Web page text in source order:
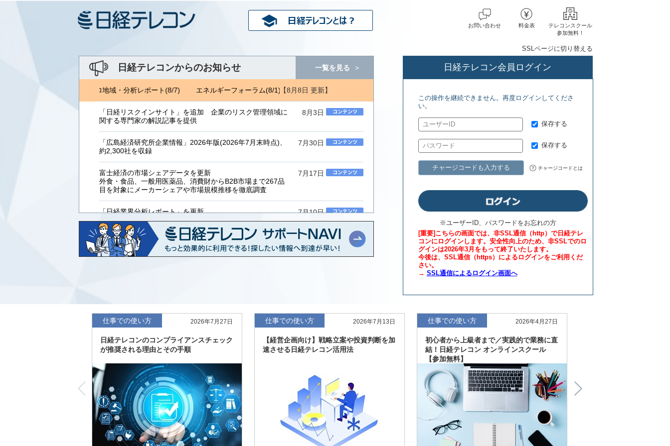
お問い合わせ 料金表
テレコンスクール
参加無料！
日経テレコンからのお知らせ 一覧を見る
【8月8日 更新】
ギーフォーラム(8/1) ジェトロ地域・分析レポート(8/7) エネルギーフォーラム(8/1) ジェトロ地域・分析レポート(8/7)
8月3日
「日経リスクインサイト」を追加 企業のリスク管理領域に
関する専門家の解説記事を提供
7月30日
「広島経済研究所企業情報」2026年版(2026年7月末時点)、
約2,300社を収録
7月17日
富士経済の市場シェアデータを更新
外食・食品、一般用医薬品、消費財からB2B市場まで267品
目を対象にメーカーシェアや市場規模推移を徹底調査
7月10日
「日経業界分析レポート」を更新
「工業用プラスチック製品」「システムインテグレーター」
など20業界の内容を刷新
7月8日
「東洋経済海外進出企業情報」の2026年版、約3万6千社を
収録
「日経POS情報マーケットレポート」の最新版、10～3月実
績の市場動向を速報
度の予想を実施
SSLページに切り替える
日経テレコン会員ログイン
この操作を継続できません。再度ログインしてくださ
い。
保存する
保存する
チャージコードも入力する チャージコードとは
※ユーザーID、パスワードをお忘れの方
[重要]こちらの画面では、非SSL通信（http）で日経テレ
コンにログインします。安全性向上のため、非SSLでのロ
グインは2026年3月をもって終了いたします。
今後は、SSL通信（https）によるログインをご利用くだ
さい。
→ SSL通信によるログイン画面へ
仕事での使い方 2026年7月27日
日経テレコンのコンプライアンスチェック
が推奨される理由とその手順
仕事での使い方 2026年7月13日
【経営企画向け】戦略立案や投資判断を加
速させる日経テレコン活用法
仕事での使い方 2026年4月27日
初心者から上級者まで／実践的で業務に直
結！日経テレコン オンラインスクール
【参加無料】